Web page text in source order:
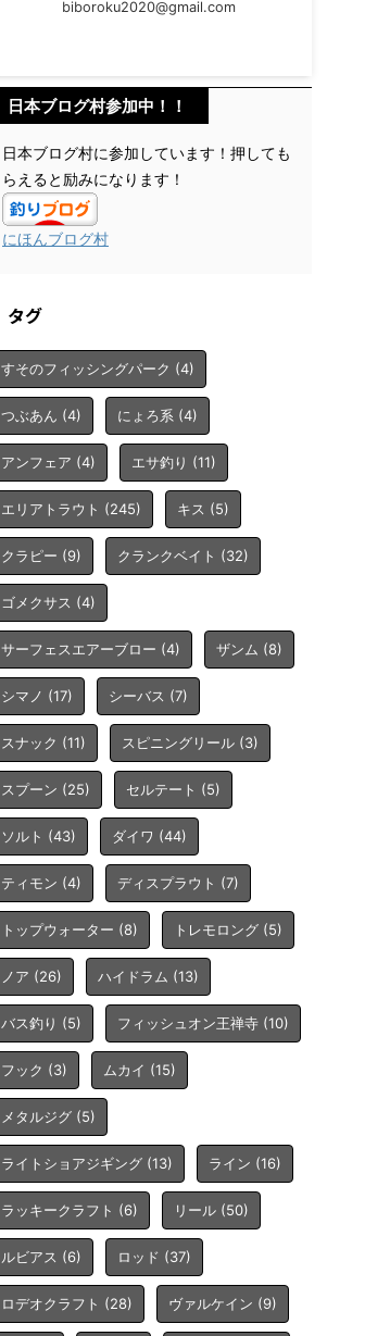
biboroku2020@gmail.com
日本ブログ村参加中！！
日本ブログ村に参加しています！押しても
らえると励みになります！
にほんブログ村
タグ
すそのフィッシングパーク (4)
つぶあん (4) にょろ系 (4)
アンフェア (4) エサ釣り (11)
エリアトラウト (245) キス (5)
クラピー (9) クランクベイト (32)
ゴメクサス (4)
サーフェスエアーブロー (4) ザンム (8)
シマノ (17) シーバス (7)
スナック (11) スピニングリール (3)
スプーン (25) セルテート (5)
ソルト (43) ダイワ (44)
ティモン (4) ディスプラウト (7)
トップウォーター (8) トレモロング (5)
ノア (26) ハイドラム (13)
バス釣り (5) フィッシュオン王禅寺 (10)
フック (3) ムカイ (15)
メタルジグ (5)
ライトショアジギング (13) ライン (16)
ラッキークラフト (6) リール (50)
ルビアス (6) ロッド (37)
ロデオクラフト (28) ヴァルケイン (9)